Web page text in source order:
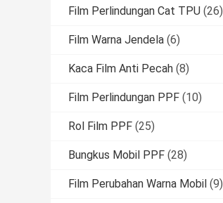
Film Perlindungan Cat TPU (26)
Film Warna Jendela (6)
Kaca Film Anti Pecah (8)
Film Perlindungan PPF (10)
Rol Film PPF (25)
Bungkus Mobil PPF (28)
Film Perubahan Warna Mobil (9)